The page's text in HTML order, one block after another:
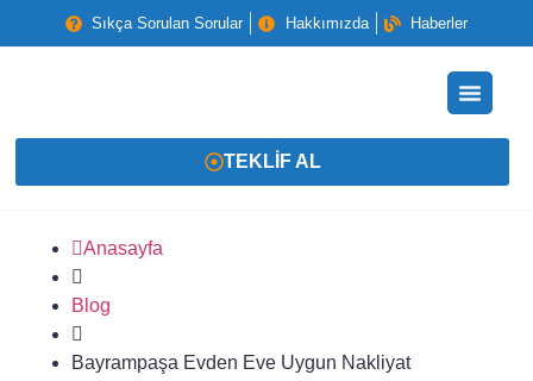
Sıkça Sorulan Sorular Hakkımızda Haberler
TEKLIF AL
Anasayfa
Blog
Bayrampaşa Evden Eve Uygun Nakliyat